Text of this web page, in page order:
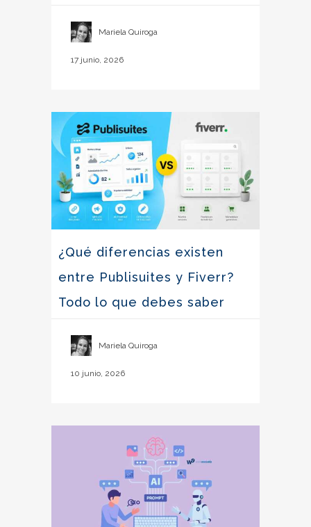
Mariela Quiroga
17 junio, 2026
¿Qué diferencias existen
entre Publisuites y Fiverr?
Todo lo que debes saber
Mariela Quiroga
10 junio, 2026